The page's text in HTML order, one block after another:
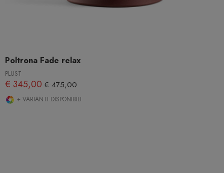
Poltrona Fade relax
PLUST
€ 345,00 € 475,00
+ VARIANTI DISPONIBILI